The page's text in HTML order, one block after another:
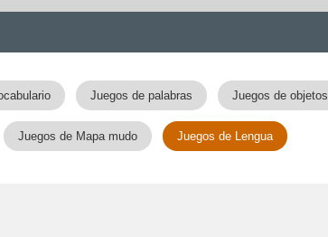
Juegos de palabras Juegos de objetos
Juegos de Mapa mudo Juegos de Lengua